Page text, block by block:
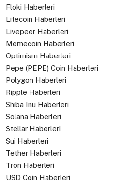
Floki Haberleri
Litecoin Haberleri
Livepeer Haberleri
Memecoin Haberleri
Optimism Haberleri
Pepe (PEPE) Coin Haberleri
Polygon Haberleri
Ripple Haberleri
Shiba Inu Haberleri
Solana Haberleri
Stellar Haberleri
Sui Haberleri
Tether Haberleri
Tron Haberleri
USD Coin Haberleri